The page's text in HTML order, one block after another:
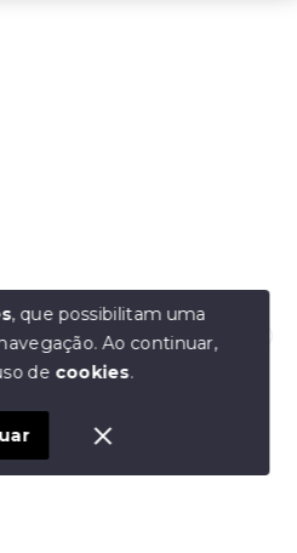
disponíveis para te ajudar.
Duarte - Todos os
, que possibilitam uma
Ao continuar,
de cookies.